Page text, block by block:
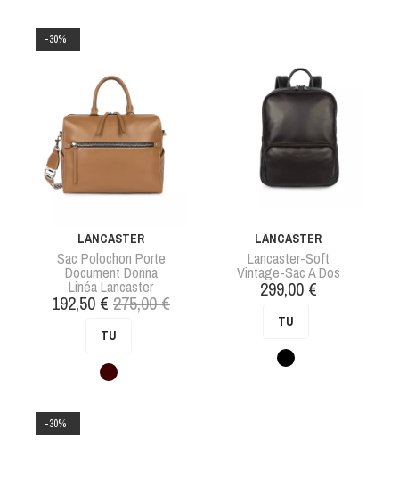
LANCASTER
Sac Polochon Porte
Document Donna
Linéa Lancaster
Prix
192,50 € Prix
base
275,00 €
TU
Marron
-30%
LANCASTER
Lancaster-Soft
Vintage-Sac A Dos
Prix
299,00 €
TU
Noir
-30%